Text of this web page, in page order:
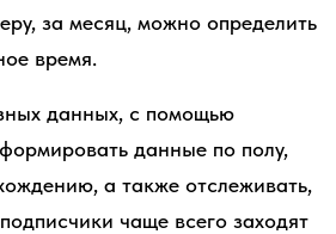
за месяц, можно определить
время.
данных, с помощью
данные по полу,
а также отслеживать,
чаще всего заходят